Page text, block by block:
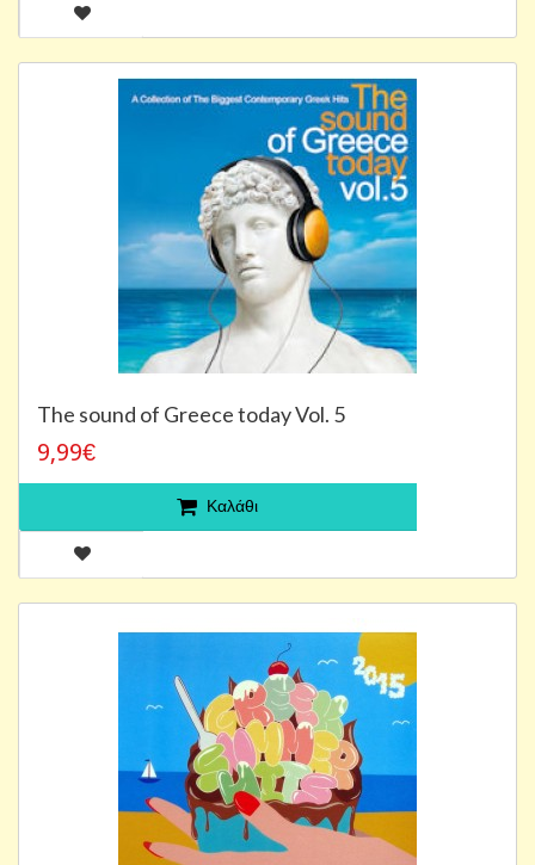
The sound of Greece today Vol. 5
9,99€
Καλάθι